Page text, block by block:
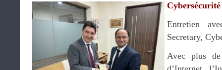
Cybersécurité
Entretien
Secretary,
Avec plus